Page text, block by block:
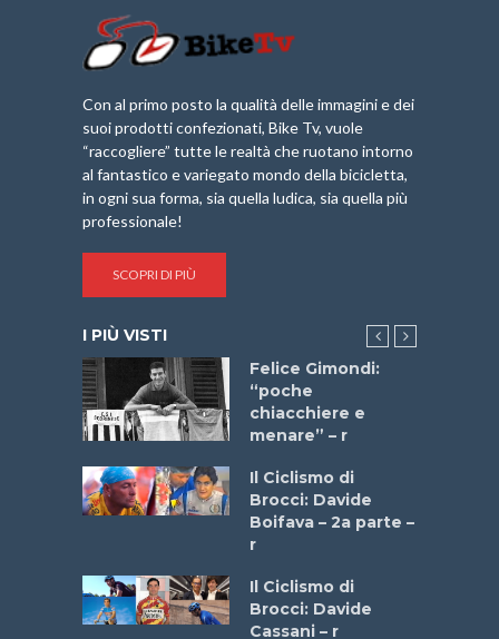
Con al primo posto la qualità delle immagini e dei
suoi prodotti confezionati, Bike Tv, vuole
“raccogliere” tutte le realtà che ruotano intorno
al fantastico e variegato mondo della bicicletta,
in ogni sua forma, sia quella ludica, sia quella più
professionale!
SCOPRI DI PIÙ
I PIÙ VISTI
Felice Gimondi:
“poche
chiacchiere e
menare” – r
Il Ciclismo di
Brocci: Davide
Boifava – 2a parte –
r
Il Ciclismo di
Brocci: Davide
Cassani – r